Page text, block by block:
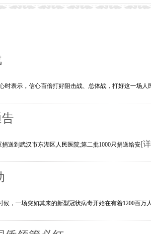
示，信心百倍打好阻击战、总体战，打好这一场人
送到武汉市东湖区人民医院;第二批1000只捐送给安[
，一场突如其来的新型冠状病毒开始在有着1200百万